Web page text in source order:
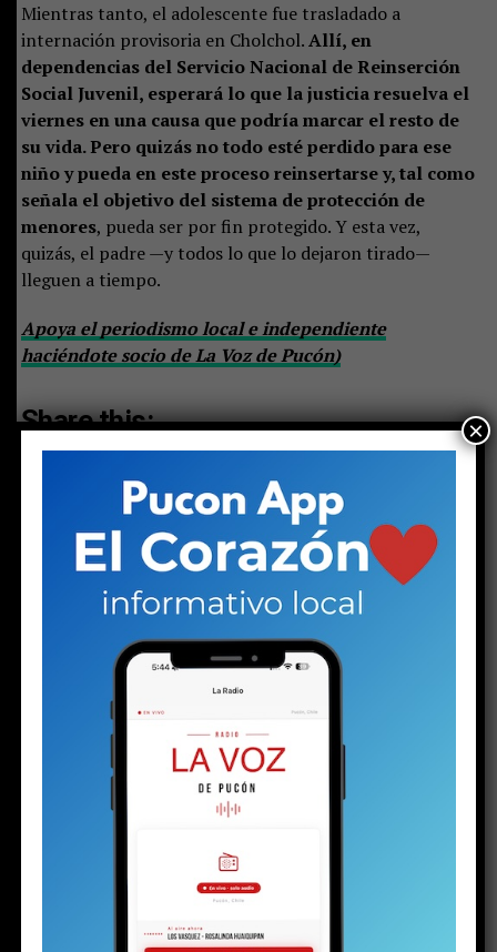
Mientras tanto, el adolescente fue trasladado a
internación provisoria en Cholchol.Allí, en
dependencias del Servicio Nacional de Reinserción
Social Juvenil, esperará lo que la justicia resuelva el
viernes en una causa que podría marcar el resto de
su vida. Pero quizás no todo esté perdido para ese
niño y pueda en este proceso reinsertarse y, tal como
señala el objetivo del sistema de protección de
menores, pueda ser por fin protegido. Y esta vez,
quizás, el padre —y todos lo que lo dejaron tirado—
lleguen a tiempo.
Apoya el periodismo local e independiente
haciéndote socio de La Voz de Pucón)
Share this:
Facebook
RELATED TOPICS: ADOLESCENTE
NO TE PIERDAS
Plan de Descontaminación del Lago Villarrica sería
publicado la próxima semana o en los próximos diez días
ESTO PODRÍA GUSTARTE
El silencio de los (no) inocentes
×